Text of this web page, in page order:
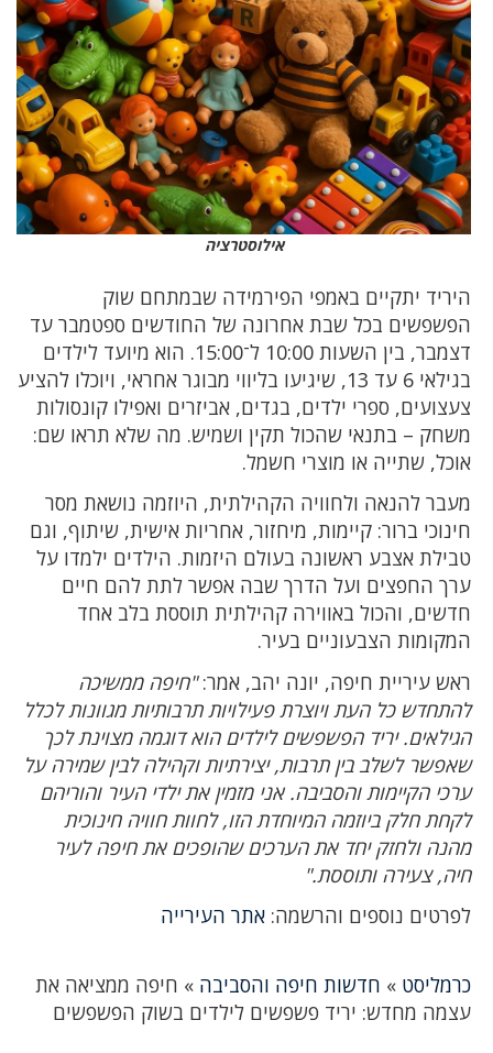
אילוסטרציה
היריד יתקיים באמפי הפירמידה שבמתחם שוק
הפשפשים בכל שבת אחרונה של החודשים ספטמבר עד
דצמבר, בין השעות 10:00 ל־15:00. הוא מיועד לילדים
בגילאי 6 עד 13, שיגיעו בליווי מבוגר אחראי, ויוכלו להציע
צעצועים, ספרי ילדים, בגדים, אביזרים ואפילו קונסולות
משחק – בתנאי שהכול תקין ושמיש. מה שלא תראו שם:
אוכל, שתייה או מוצרי חשמל.
מעבר להנאה ולחוויה הקהילתית, היוזמה נושאת מסר
חינוכי ברור: קיימות, מיחזור, אחריות אישית, שיתוף, וגם
טבילת אצבע ראשונה בעולם היזמות. הילדים ילמדו על
ערך החפצים ועל הדרך שבה אפשר לתת להם חיים
חדשים, והכול באווירה קהילתית תוססת בלב אחד
המקומות הצבעוניים בעיר.
ראש עיריית חיפה, יונה יהב, אמר:"חיפה ממשיכה
להתחדש כל העת ויוצרת פעילויות תרבותיות מגוונות לכלל
הגילאים. יריד הפשפשים לילדים הוא דוגמה מצוינת לכך
שאפשר לשלב בין תרבות, יצירתיות וקהילה לבין שמירה על
ערכי הקיימות והסביבה. אני מזמין את ילדי העיר והוריהם
לקחת חלק ביוזמה המיוחדת הזו, לחוות חוויה חינוכית
מהנה ולחזק יחד את הערכים שהופכים את חיפה לעיר
חיה, צעירה ותוססת."
לפרטים נוספים והרשמה: אתר העירייה
כרמליסט » חדשות חיפה והסביבה » חיפה ממציאה את
עצמה מחדש: יריד פשפשים לילדים בשוק הפשפשים